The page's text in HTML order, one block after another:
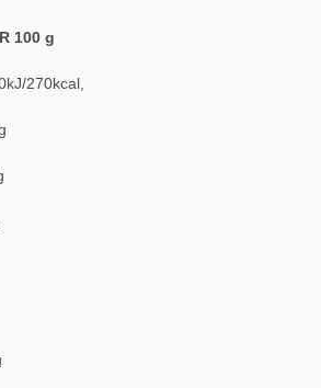
100 g
270kcal,